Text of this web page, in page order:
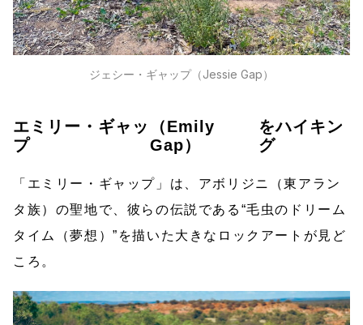
ジェシー・ギャップ（Jessie Gap）
エミリー・ギャッ
プ
（Emily
Gap）
をハイキン
グ
「エミリー・ギャップ」は、アボリジニ（東アラン
タ族）の聖地で、彼らの伝説である“毛虫のドリーム
タイム（夢想）”を描いた大きなロックアートが見ど
ころ。